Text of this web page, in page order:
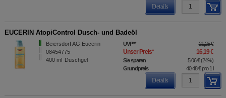
Details
EUCERIN AtopiControl Dusch- und Badeöl
Beiersdorf AG Eucerin
08454775
400 ml Duschgel
UVP** 21,25 €
Unser Preis* 16,19 €
Sie sparen 5,06 € (24%)
Grundpreis
40,48 €pro 1 l
Details